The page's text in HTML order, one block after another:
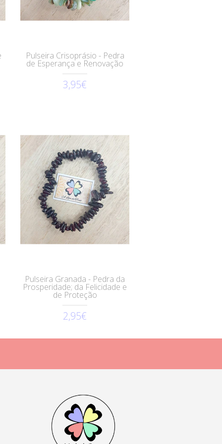
Pulseira Crisoprásio - Pedra
de Esperança e Renovação
3,95€
Pulseira Granada - Pedra da
Prosperidade; da Felicidade e
de Proteção
2,95€